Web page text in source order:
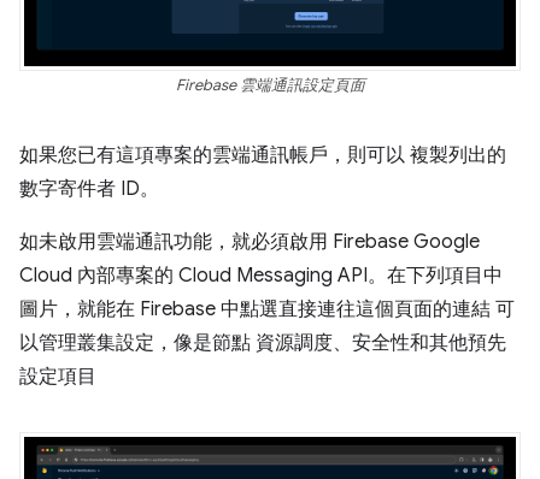
Firebase 雲端通訊設定頁面
如果您已有這項專案的雲端通訊帳戶，則可以 複製列出的
數字寄件者 ID。
如未啟用雲端通訊功能，就必須啟用 Firebase Google
Cloud 內部專案的 Cloud Messaging API。在下列項目中
圖片，就能在 Firebase 中點選直接連往這個頁面的連結 可
以管理叢集設定，像是節點 資源調度、安全性和其他預先
設定項目